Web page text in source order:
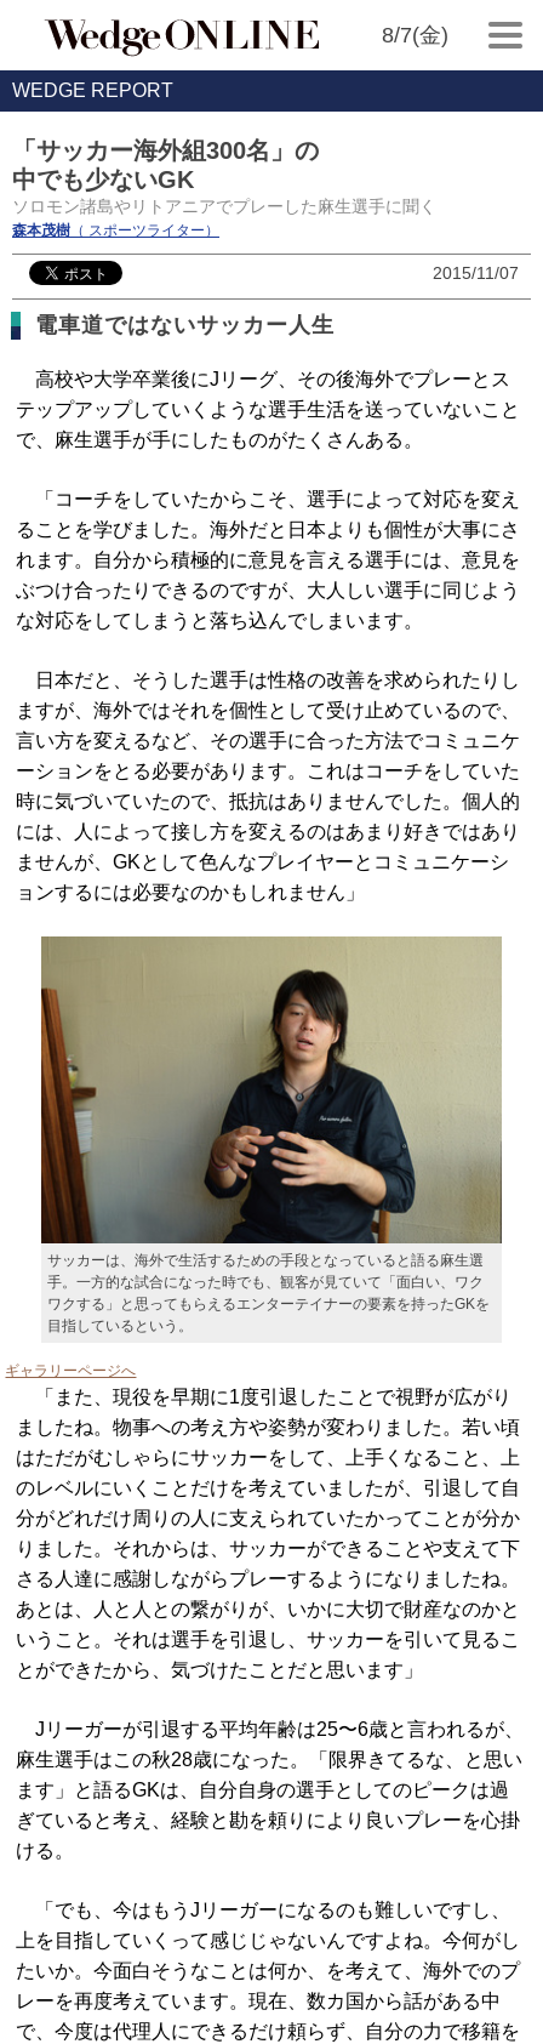
8/7(金)
WEDGE REPORT
「サッカー海外組300名」の
中でも少ないGK
ソロモン諸島やリトアニアでプレーした麻生選手に聞く
森本茂樹 （ スポーツライター）
2015/11/07
電車道ではないサッカー人生
高校や大学卒業後にJリーグ、その後海外でプレーとス
テップアップしていくような選手生活を送っていないこと
で、麻生選手が手にしたものがたくさんある。
「コーチをしていたからこそ、選手によって対応を変え
ることを学びました。海外だと日本よりも個性が大事にさ
れます。自分から積極的に意見を言える選手には、意見を
ぶつけ合ったりできるのですが、大人しい選手に同じよう
な対応をしてしまうと落ち込んでしまいます。
日本だと、そうした選手は性格の改善を求められたりし
ますが、海外ではそれを個性として受け止めているので、
言い方を変えるなど、その選手に合った方法でコミュニケ
ーションをとる必要があります。これはコーチをしていた
時に気づいていたので、抵抗はありませんでした。個人的
には、人によって接し方を変えるのはあまり好きではあり
ませんが、GKとして色んなプレイヤーとコミュニケーシ
ョンするには必要なのかもしれません」
サッカーは、海外で生活するための手段となっていると語る麻生選
手。一方的な試合になった時でも、観客が見ていて「面白い、ワク
ワクする」と思ってもらえるエンターテイナーの要素を持ったGKを
目指しているという。
ギャラリーページへ
「また、現役を早期に1度引退したことで視野が広がり
ましたね。物事への考え方や姿勢が変わりました。若い頃
はただがむしゃらにサッカーをして、上手くなること、上
のレベルにいくことだけを考えていましたが、引退して自
分がどれだけ周りの人に支えられていたかってことが分か
りました。それからは、サッカーができることや支えて下
さる人達に感謝しながらプレーするようになりましたね。
あとは、人と人との繋がりが、いかに大切で財産なのかと
いうこと。それは選手を引退し、サッカーを引いて見るこ
とができたから、気づけたことだと思います」
Jリーガーが引退する平均年齢は25〜6歳と言われるが、
麻生選手はこの秋28歳になった。「限界きてるな、と思い
ます」と語るGKは、自分自身の選手としてのピークは過
ぎていると考え、経験と勘を頼りにより良いプレーを心掛
ける。
「でも、今はもうJリーガーになるのも難しいですし、
上を目指していくって感じじゃないんですよね。今何がし
たいか。今面白そうなことは何か、を考えて、海外でのプ
レーを再度考えています。現在、数カ国から話がある中
で、今度は代理人にできるだけ頼らず、自分の力で移籍を